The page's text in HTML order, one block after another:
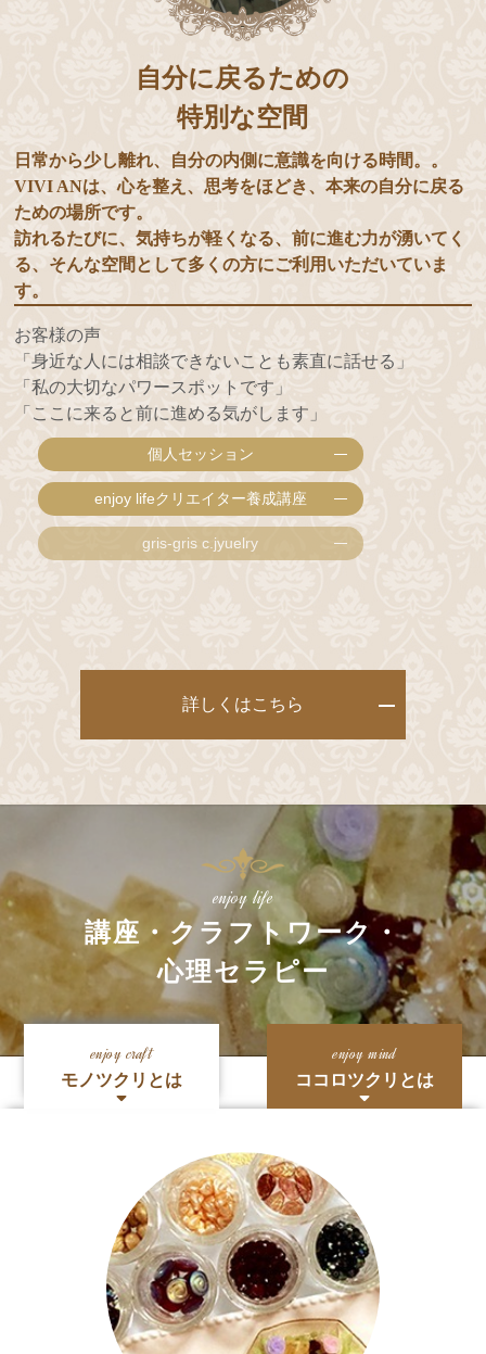
自分に戻るための
特別な空間
日常から少し離れ、自分の内側に意識を向ける時間。。
VIVI ANは、心を整え、思考をほどき、本来の自分に戻る
ための場所です。
訪れるたびに、気持ちが軽くなる、前に進む力が湧いてく
る、そんな空間として多くの方にご利用いただいていま
す。
お客様の声
「身近な人には相談できないことも素直に話せる」
「私の大切なパワースポットです」
「ここに来ると前に進める気がします」
個人セッション
enjoy lifeクリエイター養成講座
gris-gris c.jyuelry
詳しくはこちら
enjoy life
講座・クラフトワーク・
心理セラピー
enjoy craft
モノツクリとは
enjoy mind
ココロツクリとは